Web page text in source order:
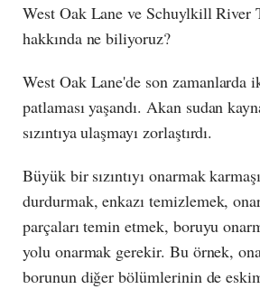
West Oak Lane ve Schuylkill River
hakkında ne biliyoruz?
West Oak Lane'de son zamanlarda
patlaması yaşandı. Akan sudan
sızıntıya ulaşmayı zorlaştırdı.
Büyük bir sızıntıyı onarmak
durdurmak, enkazı temizlemek,
parçaları temin etmek, boruyu
yolu onarmak gerekir. Bu örnek,
borunun diğer bölümlerinin de